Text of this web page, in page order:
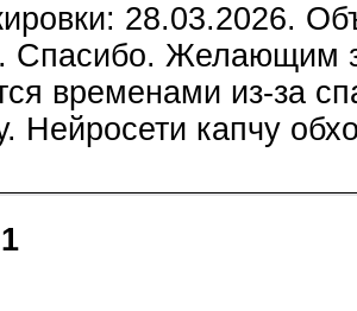
28.03.2026.
Спасибо. Желающим
временами из-за
Нейросети капчу
1